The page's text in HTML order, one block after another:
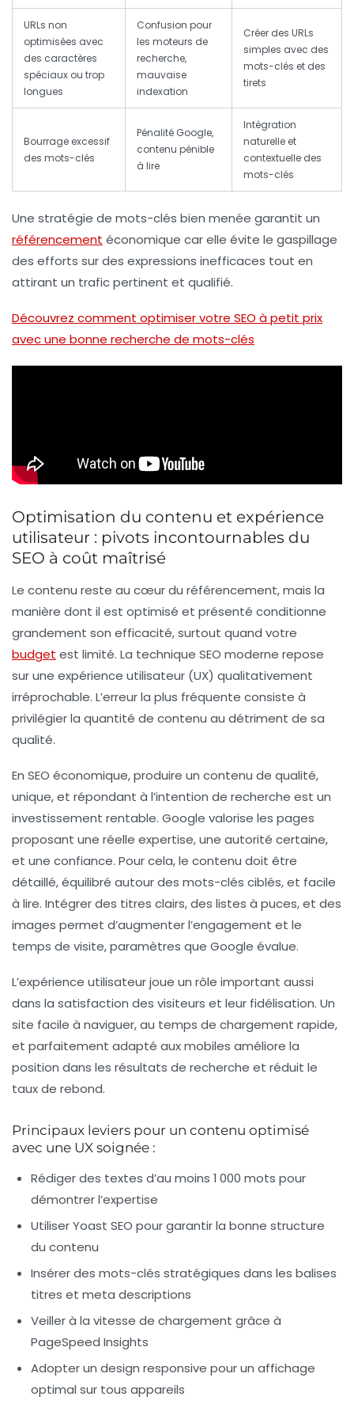
URLs non
optimisées avec
des caractères
spéciaux ou trop
longues
Confusion pour
les moteurs de
recherche,
mauvaise
indexation
Créer des URLs
simples avec des
mots-clés et des
tirets
Bourrage excessif
des mots-clés
Pénalité Google,
contenu pénible
à lire
Intégration
naturelle et
contextuelle des
mots-clés
Une stratégie de mots-clés bien menée garantit un
référencement économique car elle évite le gaspillage
des efforts sur des expressions inefficaces tout en
attirant un trafic pertinent et qualifié.
Découvrez comment optimiser votre SEO à petit prix
avec une bonne recherche de mots-clés
Optimisation du contenu et expérience
utilisateur : pivots incontournables du
SEO à coût maîtrisé
Le contenu reste au cœur du référencement, mais la
manière dont il est optimisé et présenté conditionne
grandement son efficacité, surtout quand votre
budget est limité. La technique SEO moderne repose
sur une expérience utilisateur (UX) qualitativement
irréprochable. L’erreur la plus fréquente consiste à
privilégier la quantité de contenu au détriment de sa
qualité.
En SEO économique, produire un contenu de qualité,
unique, et répondant à l’intention de recherche est un
investissement rentable. Google valorise les pages
proposant une réelle expertise, une autorité certaine,
et une confiance. Pour cela, le contenu doit être
détaillé, équilibré autour des mots-clés ciblés, et facile
à lire. Intégrer des titres clairs, des listes à puces, et des
images permet d’augmenter l’engagement et le
temps de visite, paramètres que Google évalue.
L’expérience utilisateur joue un rôle important aussi
dans la satisfaction des visiteurs et leur fidélisation. Un
site facile à naviguer, au temps de chargement rapide,
et parfaitement adapté aux mobiles améliore la
position dans les résultats de recherche et réduit le
taux de rebond.
Principaux leviers pour un contenu optimisé
avec une UX soignée :
Rédiger des textes d’au moins 1 000 mots pour
démontrer l’expertise
Utiliser Yoast SEO pour garantir la bonne structure
du contenu
Insérer des mots-clés stratégiques dans les balises
titres et meta descriptions
Veiller à la vitesse de chargement grâce à
PageSpeed Insights
Adopter un design responsive pour un affichage
optimal sur tous appareils